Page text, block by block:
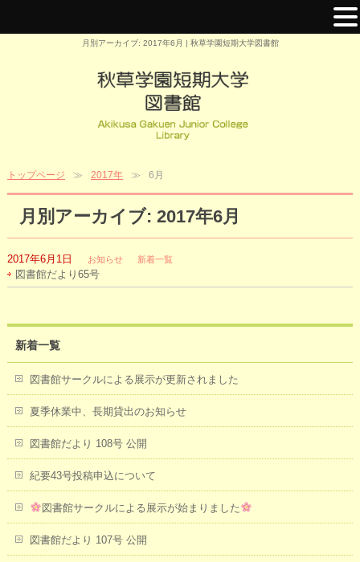
月別アーカイブ: 2017年6月 | 秋草学園短期大学図書館
トップページ 2017年 6月
月別アーカイブ: 2017年6月
2017年6月1日 お知らせ 新着一覧
図書館だより65号
新着一覧
図書館サークルによる展示が更新されました
夏季休業中、長期貸出のお知らせ
図書館だより 108号 公開
紀要43号投稿申込について
図書館サークルによる展示が始まりました
図書館だより 107号 公開